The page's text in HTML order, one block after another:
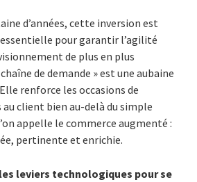
d’années, cette inversion est
pour garantir l’agilité
de plus en plus
de demande » est une aubaine
renforce les occasions de
au client bien au-delà du simple
appelle le commerce augmenté :
pertinente et enrichie.
leviers technologiques pour se